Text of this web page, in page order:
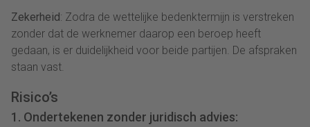
Zekerheid: Zodra de wettelijke bedenktermijn is verstreken
zonder dat de werknemer daarop een beroep heeft
gedaan, is er duidelijkheid voor beide partijen. De afspraken
staan vast.
Risico’s
1. Ondertekenen zonder juridisch advies: